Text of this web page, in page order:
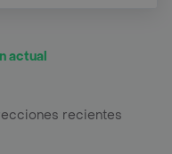
actual
recientes